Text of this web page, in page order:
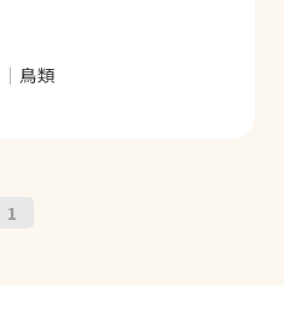
鳥類
1